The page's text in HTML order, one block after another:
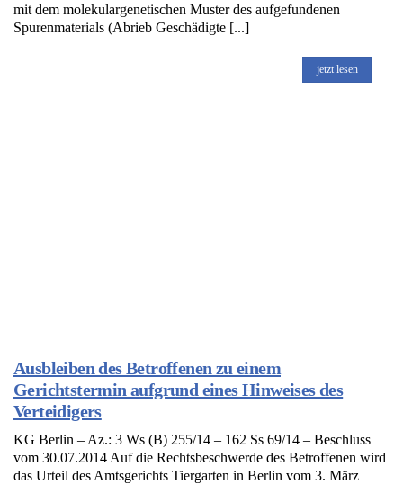
mit dem molekulargenetischen Muster des aufgefundenen
Spurenmaterials (Abrieb Geschädigte [...]
jetzt lesen
Ausbleiben des Betroffenen zu einem
Gerichtstermin aufgrund eines Hinweises des
Verteidigers
KG Berlin – Az.: 3 Ws (B) 255/14 – 162 Ss 69/14 – Beschluss
vom 30.07.2014 Auf die Rechtsbeschwerde des Betroffenen wird
das Urteil des Amtsgerichts Tiergarten in Berlin vom 3. März